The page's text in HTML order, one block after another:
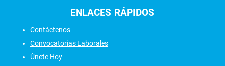
ENLACES RÁPIDOS
Contáctenos
Convocatorias Laborales
Únete Hoy